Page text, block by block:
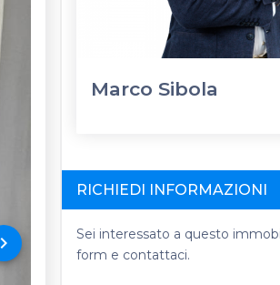
keyboard_arrow_right
Marco Sibola
RICHIEDI INFORMAZIONI
Sei interessato a questo
form e contattaci.